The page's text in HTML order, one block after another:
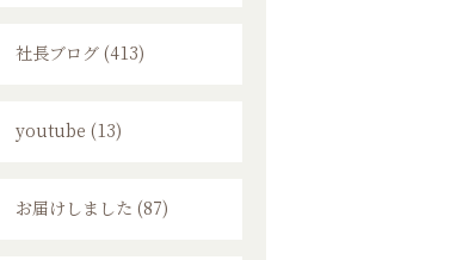
社長ブログ (413)
youtube (13)
お届けしました (87)